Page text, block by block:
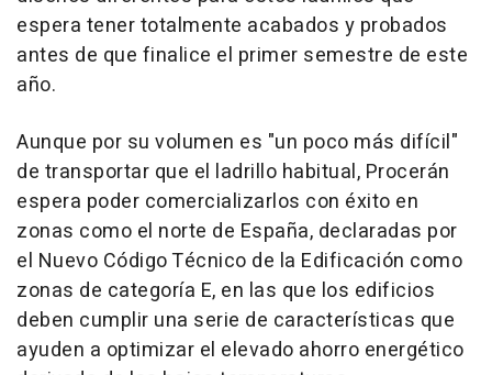
espera tener totalmente acabados y probados
antes de que finalice el primer semestre de este
año.
Aunque por su volumen es "un poco más difícil"
de transportar que el ladrillo habitual, Procerán
espera poder comercializarlos con éxito en
zonas como el norte de España, declaradas por
el Nuevo Código Técnico de la Edificación como
zonas de categoría E, en las que los edificios
deben cumplir una serie de características que
ayuden a optimizar el elevado ahorro energético